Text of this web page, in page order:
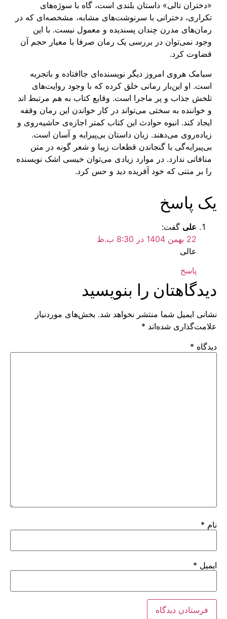
«دختران تالی» داستان بلندی است، گاه با سوژه‌های
تکراری، دخترانی با سرنوشت‌های مشابه، مشخصه‌ای که در
رمان‌های مدرن چندان پسندیده و معمول نیست. با این
وجود نمی‌توان در بررسی یک رمان صرفا با معیار حجم آن
قضاوت کرد.
سیامک هروی امروز دیگر نویسنده‌ای جاافتاده و باتجربه
است. او این‌بار رمانی خلق کرده که با وجود روایت‌های
تلخش جذاب و پر ماجرا است. وقایع کتاب به هم مرتبط اند
و خواننده به سختی می‌تواند در کار خواندن این رمان وقفه
ایجاد کند. انبوه حوادث این کتاب کمتر اجازه‌ی حاشیه‌روی و
زیاده‌روی می‌دهند. زبان داستان بی‌پیرایه و آسان است.
بی‌پیرایه‌گی با گنجاندن قطعات زیبا و شعر گونه در متن
منافاتی ندارد. در موارد زیادی می‌توان خیسی اشک نویسنده
را بر متنی که خود آفریده دید و حس کرد.
یک پاسخ
علی گفت:
22 بهمن 1404 در 8:30 ب.ظ
عالی
پاسخ
دیدگاهتان را بنویسید
نشانی ایمیل شما منتشر نخواهد شد. بخش‌های موردنیاز
علامت‌گذاری شده‌اند *
دیدگاه *
نام *
ایمیل *